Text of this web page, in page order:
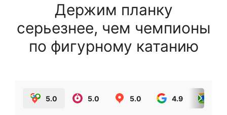
Держим планку
серьезнее, чем чемпионы
по фигурному катанию
5.0 5.0 5.0 4.9